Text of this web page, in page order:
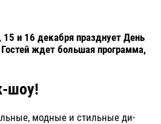
и 16 декабря празднует День
ждет большая программа,
шоу!
модные и стильные ди-